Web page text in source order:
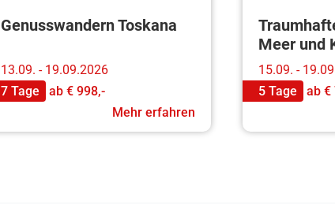
Genusswandern Toskana
13.09. - 19.09.2026
7 Tage
ab € 998,-
Mehr erfahren
Meer und
15.09. -
5 Tage
ab €